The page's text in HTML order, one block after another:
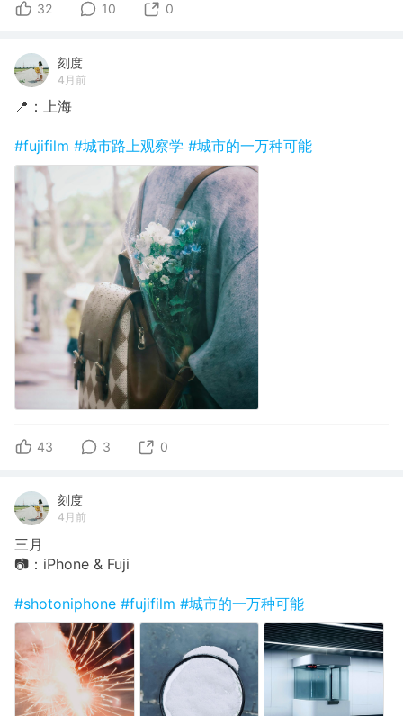
32 10 0
刻度
4月前
📍：上海
#fujifilm #城市路上观察学 #城市的一万种可能
43 3 0
刻度
4月前
三月
📷：iPhone & Fuji
#shotoniphone #fujifilm #城市的一万种可能